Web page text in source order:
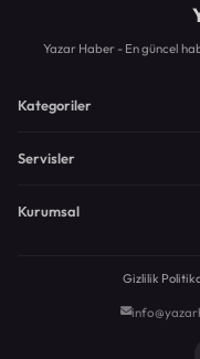
Yazar Haber - En güncel
Kategoriler
Servisler
Kurumsal
Gizlilik